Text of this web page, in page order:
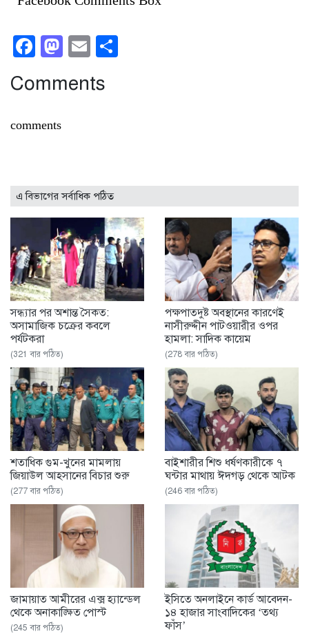
Facebook
Mastodon
Email
Comments
comments
এ বিভাগের সর্বাধিক পঠিত
সন্ধ্যার পর অশান্ত সৈকত:
অসামাজিক চক্রের কবলে
পর্যটকরা
(321 বার পঠিত)
পক্ষপাতদুষ্ট অবস্থানের কারণেই
নাসীরুদ্দীন পাটওয়ারীর ওপর
হামলা: সাদিক কায়েম
(278 বার পঠিত)
শতাধিক গুম-খুনের মামলায়
জিয়াউল আহসানের বিচার শুরু
(277 বার পঠিত)
বাইশারীর শিশু ধর্ষণকারীকে ৭
ঘন্টার মাথায় ঈদগড় থেকে আটক
(246 বার পঠিত)
জামায়াত আমীরের এক্স হ্যান্ডেল
থেকে অনাকাঙ্ক্ষিত পোস্ট
(245 বার পঠিত)
ইসিতে অনলাইনে কার্ড আবেদন-
১৪ হাজার সাংবাদিকের ‘তথ্য
ফাঁস’